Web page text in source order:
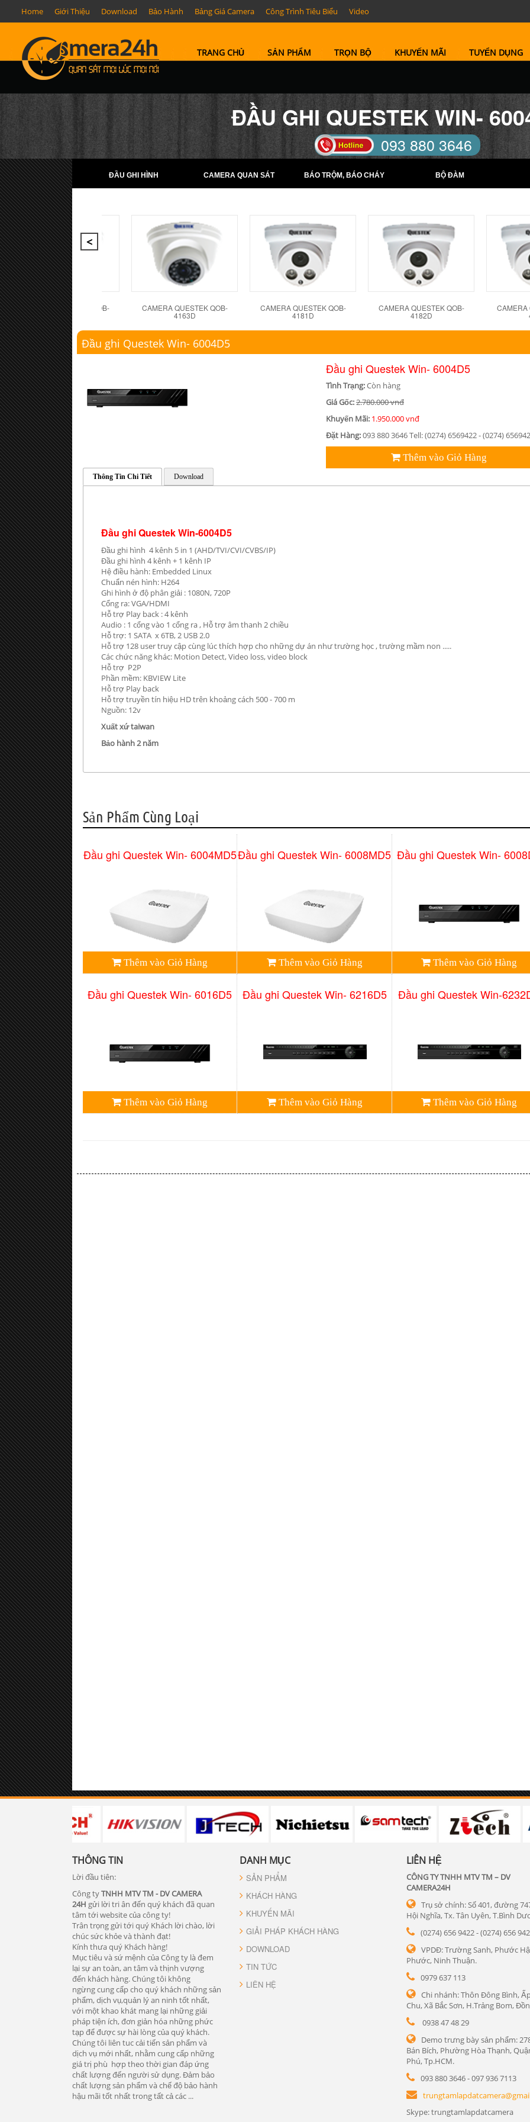
Home Giới Thiệu Download Bảo Hành Bảng Giá Camera Công Trình Tiêu Biểu Video
TRANG CHỦ SẢN PHẨM TRỌN BỘ KHUYẾN MÃI TUYỂN DỤNG
ĐẦU GHI QUESTEK WIN-
093 880 3646
TELL: (0274) 6569422 -
(0274) 6569423
ĐẦU GHI HÌNH CAMERA QUAN SÁT BÁO TRỘM, BÁO CHÁY BỘ ĐÀM
CAMERA QUESTEK QOB-
4162D
CAMERA QUESTEK QOB-
4163D
CAMERA QUESTEK QOB-
4181D
CAMERA QUESTEK QOB-
4182D
CAMERA
Đầu ghi Questek Win- 6004D5
Đầu ghi Questek Win- 6004D5
Tình Trạng:Còn hàng
Giá Gốc:2.780.000 vnđ
Khuyến Mãi: 1.950.000 vnđ
Đặt Hàng:093 880 3646 Tell: (0274) 6569422 - (0274)
Thêm vào Giỏ Hàng
Thông Tin Chi Tiết Download
Đầu ghi Questek Win-6004D5
Đầu ghi hình 4 kênh 5 in 1 (AHD/TVI/CVI/CVBS/IP)
Đầu ghi hình 4 kênh + 1 kênh IP
Hệ điều hành: Embedded Linux
Chuẩn nén hình: H264
Ghi hình ở độ phân giải : 1080N, 720P
Cổng ra: VGA/HDMI
Hỗ trợ Play back : 4 kênh
Audio : 1 cổng vào 1 cổng ra , Hỗ trợ âm thanh 2 chiều
Hỗ trợ: 1 SATA x 6TB, 2 USB 2.0
Hỗ trợ 128 user truy cập cùng lúc thích hợp cho những dự án như trường học , trường mầm non .....
Các chức năng khác: Motion Detect, Video loss, video block
Hỗ trợ P2P
Phần mềm: KBVIEW Lite
Hỗ trợ Play back
Hỗ trợ truyền tín hiệu HD trên khoảng cách 500 - 700 m
Nguồn: 12v
Xuất xứ taiwan
Bảo hành 2 năm
Sản Phẩm Cùng Loại
Đầu ghi Questek Win- 6004MD5
Thêm vào Giỏ Hàng
Đầu ghi Questek Win- 6008MD5
Thêm vào Giỏ Hàng
Đầu ghi Questek Win-
Thêm vào Giỏ Hàng
Đầu ghi Questek Win- 6016D5
Thêm vào Giỏ Hàng
Đầu ghi Questek Win- 6216D5
Thêm vào Giỏ Hàng
Đầu ghi Questek Win-
Thêm vào Giỏ Hàng
THÔNG TIN
Lời đầu tiên:
Công tyTNHH MTV TM - DV CAMERA
24H gửi lời tri ân đến quý khách đã quan
tâm tới website của công ty!
Trân trọng gửi tới quý Khách lời chào, lời
chúc sức khỏe và thành đạt!
Kính thưa quý Khách hàng!
Mục tiêu và sứ mệnh của Công ty là đem
lại sự an toàn, an tâm và thịnh vượng
đến khách hàng. Chúng tôi không
ngừng cung cấp cho quý khách những sản
phẩm, dịch vụ,quản lý an ninh tốt nhất,
với một khao khát mang lại những giải
pháp tiện ích, đơn giản hóa những phức
tạp để được sự hài lòng của quý khách.
Chúng tôi liên tuc cải tiến sản phẩm và
dịch vụ mới nhất, nhằm cung cấp những
giá trị phù hợp theo thời gian đáp ứng
chất lượng đến người sử dụng. Đảm bảo
chất lượng sản phẩm và chế độ bảo hành
hậu mãi tốt nhất trong tất cả các ...
DANH MỤC
SẢN PHẨM
KHÁCH HÀNG
KHUYẾN MÃI
GIẢI PHÁP KHÁCH HÀNG
DOWNLOAD
TIN TỨC
LIÊN HỆ
LIÊN HỆ
CÔNG TY TNHH MTV TM – DV
CAMERA24H
Trụ sở chính: Số 401, đường
Hội Nghĩa, Tx. Tân Uyên, T.Bình
(0274) 656 9422 - (0274) 656
VPDĐ: Trường Sanh, Phước
Phước, Ninh Thuận.
0979 637 113
Chi nhánh: Thôn Đông Bình,
Chu, Xã Bắc Sơn, H.Trảng Bom,
0938 47 48 29
Demo trưng bày sản phẩm:
Bán Bích, Phường Hòa Thạnh,
Phú, Tp.HCM.
093 880 3646 - 097 936 7113
Skype: trungtamlapdatcamera